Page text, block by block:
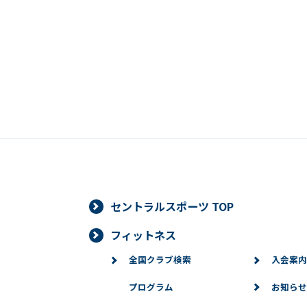
セントラルスポーツ TOP
フィットネス
全国クラブ検索
プログラム
入会案内
お知らせ